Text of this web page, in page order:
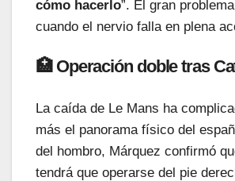
cómo hacerlo”. El gran
cuando el nervio falla en plena
🏥 Operación doble tras
La caída de Le Mans ha
más el panorama físico del
del hombro, Márquez confirmó
tendrá que operarse del pie